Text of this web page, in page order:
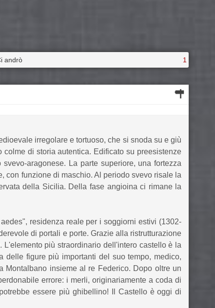
andrò 1
irregolare e tortuoso, che si snoda su e giù
di storia autentica. Edificato su preesistenze
aragonese. La parte superiore, una fortezza
con funzione di maschio. Al periodo svevo risale la
della Sicilia. Della fase angioina ci rimane la
residenza reale per i soggiorni estivi (1302-
di portali e porte. Grazie alla ristrutturazione
più straordinario dell'intero castello è la
figure più importanti del suo tempo, medico,
Montalbano insieme al re Federico. Dopo oltre un
errore: i merli, originariamente a coda di
essere più ghibellino! Il Castello è oggi di